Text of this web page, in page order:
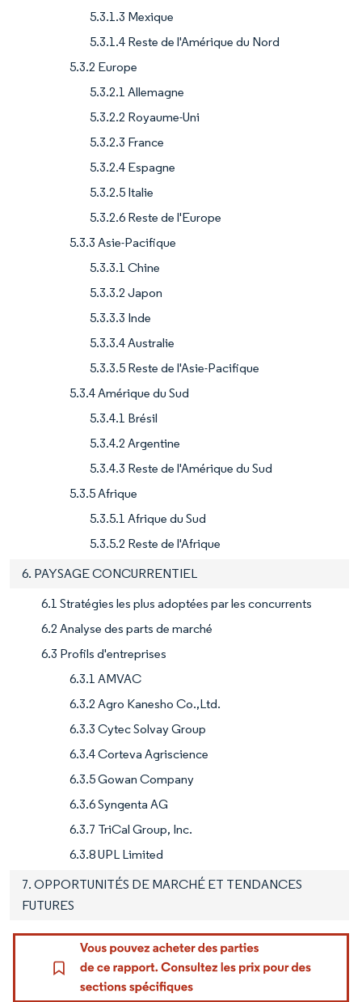
5.3.1.3 Mexique
5.3.1.4 Reste de l'Amérique du Nord
5.3.2 Europe
5.3.2.1 Allemagne
5.3.2.2 Royaume-Uni
5.3.2.3 France
5.3.2.4 Espagne
5.3.2.5 Italie
5.3.2.6 Reste de l'Europe
5.3.3 Asie-Pacifique
5.3.3.1 Chine
5.3.3.2 Japon
5.3.3.3 Inde
5.3.3.4 Australie
5.3.3.5 Reste de l'Asie-Pacifique
5.3.4 Amérique du Sud
5.3.4.1 Brésil
5.3.4.2 Argentine
5.3.4.3 Reste de l'Amérique du Sud
5.3.5 Afrique
5.3.5.1 Afrique du Sud
5.3.5.2 Reste de l'Afrique
6. PAYSAGE CONCURRENTIEL
6.1 Stratégies les plus adoptées par les concurrents
6.2 Analyse des parts de marché
6.3 Profils d'entreprises
6.3.1 AMVAC
6.3.2 Agro Kanesho Co.,Ltd.
6.3.3 Cytec Solvay Group
6.3.4 Corteva Agriscience
6.3.5 Gowan Company
6.3.6 Syngenta AG
6.3.7 TriCal Group, Inc.
6.3.8 UPL Limited
7. OPPORTUNITÉS DE MARCHÉ ET TENDANCES
FUTURES